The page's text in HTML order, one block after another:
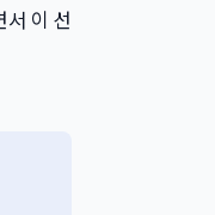
이 선